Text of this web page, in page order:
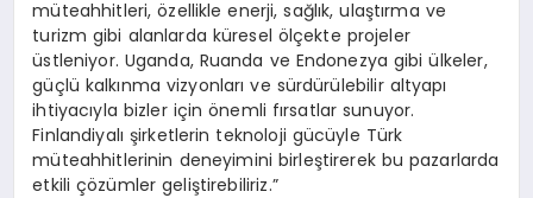
müteahhitleri, özellikle enerji, sağlık, ulaştırma ve
turizm gibi alanlarda küresel ölçekte projeler
üstleniyor. Uganda, Ruanda ve Endonezya gibi ülkeler,
güçlü kalkınma vizyonları ve sürdürülebilir altyapı
ihtiyacıyla bizler için önemli fırsatlar sunuyor.
Finlandiyalı şirketlerin teknoloji gücüyle Türk
müteahhitlerinin deneyimini birleştirerek bu pazarlarda
etkili çözümler geliştirebiliriz.”